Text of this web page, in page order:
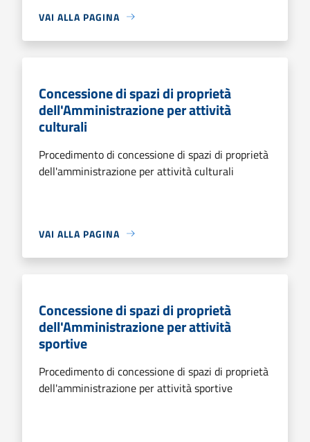
VAI ALLA PAGINA
Concessione di spazi di proprietà
dell'Amministrazione per attività
culturali
Procedimento di concessione di spazi di proprietà
dell'amministrazione per attività culturali
VAI ALLA PAGINA
Concessione di spazi di proprietà
dell'Amministrazione per attività
sportive
Procedimento di concessione di spazi di proprietà
dell'amministrazione per attività sportive